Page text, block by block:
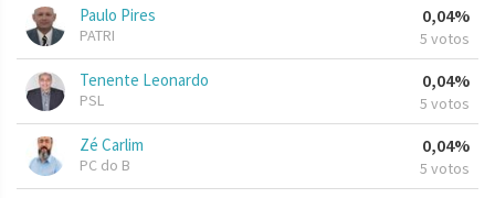
Paulo Pires
PATRI
0,04%
5 votos
Tenente Leonardo
PSL
0,04%
5 votos
Zé Carlim
PC do B
0,04%
5 votos